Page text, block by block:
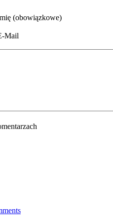
(obowiązkowe)
Mail